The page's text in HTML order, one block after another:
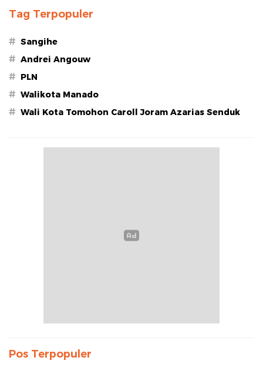
Tag Terpopuler
# Sangihe
# Andrei Angouw
# PLN
# Walikota Manado
# Wali Kota Tomohon Caroll Joram Azarias Senduk
Pos Terpopuler